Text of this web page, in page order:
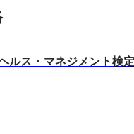
ルス・マネジメント検